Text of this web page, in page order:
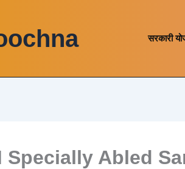
सरकारी
Specially Abled